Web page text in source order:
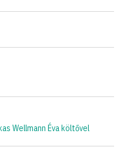
Wellmann Éva költővel